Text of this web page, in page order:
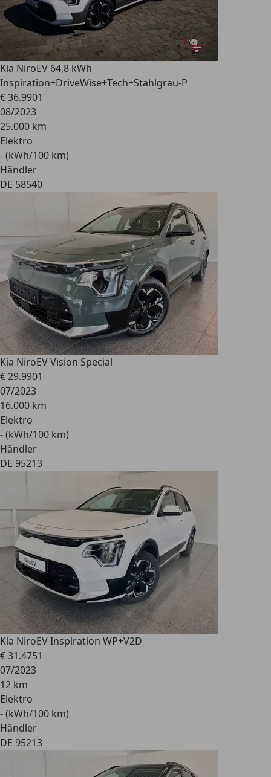
Kia NiroEV 64,8 kWh
Inspiration+DriveWise+Tech+Stahlgrau-P
€ 36.9901
08/2023
25.000 km
Elektro
- (kWh/100 km)
Händler
DE 58540
Kia NiroEV Vision Special
€ 29.9901
07/2023
16.000 km
Elektro
- (kWh/100 km)
Händler
DE 95213
Kia NiroEV Inspiration WP+V2D
€ 31.4751
07/2023
12 km
Elektro
- (kWh/100 km)
Händler
DE 95213